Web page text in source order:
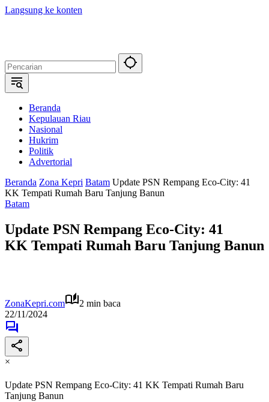
Langsung ke konten
Beranda
Kepulauan Riau
Nasional
Hukrim
Politik
Advertorial
Beranda Zona Kepri Batam Update PSN Rempang Eco-City: 41
KK Tempati Rumah Baru Tanjung Banun
Batam
Update PSN Rempang Eco-City: 41
KK Tempati Rumah Baru Tanjung Banun
ZonaKepri.com
2 min baca
22/11/2024
×
Update PSN Rempang Eco-City: 41 KK Tempati Rumah Baru
Tanjung Banun